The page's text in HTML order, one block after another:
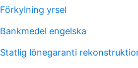
Förkylning yrsel
Bankmedel engelska
Statlig lönegaranti